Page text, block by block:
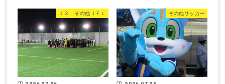
Ｊ３ その他ＪＦＬ その他サッカー